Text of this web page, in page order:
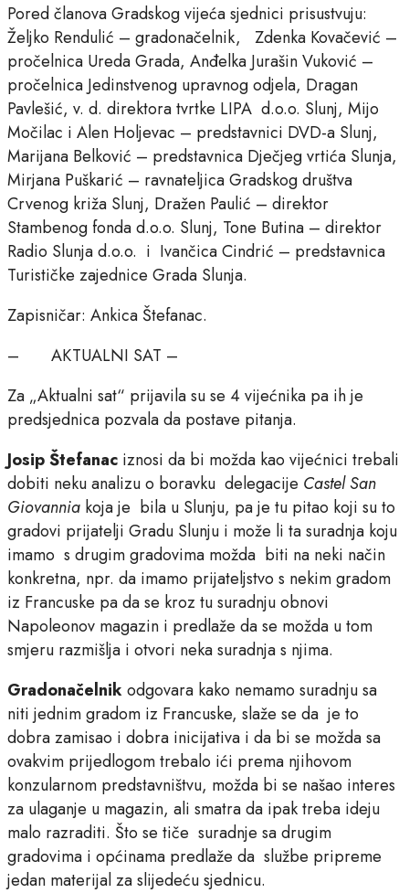
Pored članova Gradskog vijeća sjednici prisustvuju:
Željko Rendulić – gradonačelnik, Zdenka Kovačević –
pročelnica Ureda Grada, Anđelka Jurašin Vuković –
pročelnica Jedinstvenog upravnog odjela, Dragan
Pavlešić, v. d. direktora tvrtke LIPA d.o.o. Slunj, Mijo
Močilac i Alen Holjevac – predstavnici DVD-a Slunj,
Marijana Belković – predstavnica Dječjeg vrtića Slunja,
Mirjana Puškarić – ravnateljica Gradskog društva
Crvenog križa Slunj, Dražen Paulić – direktor
Stambenog fonda d.o.o. Slunj, Tone Butina – direktor
Radio Slunja d.o.o. i Ivančica Cindrić – predstavnica
Turističke zajednice Grada Slunja.
Zapisničar: Ankica Štefanac.
– AKTUALNI SAT –
Za „Aktualni sat“ prijavila su se 4 vijećnika pa ih je
predsjednica pozvala da postave pitanja.
Josip Štefanac iznosi da bi možda kao vijećnici trebali
dobiti neku analizu o boravku delegacije Castel San
Giovannia koja je bila u Slunju, pa je tu pitao koji su to
gradovi prijatelji Gradu Slunju i može li ta suradnja koju
imamo s drugim gradovima možda biti na neki način
konkretna, npr. da imamo prijateljstvo s nekim gradom
iz Francuske pa da se kroz tu suradnju obnovi
Napoleonov magazin i predlaže da se možda u tom
smjeru razmišlja i otvori neka suradnja s njima.
Gradonačelnikodgovara kako nemamo suradnju sa
niti jednim gradom iz Francuske, slaže se da je to
dobra zamisao i dobra inicijativa i da bi se možda sa
ovakvim prijedlogom trebalo ići prema njihovom
konzularnom predstavništvu, možda bi se našao interes
za ulaganje u magazin, ali smatra da ipak treba ideju
malo razraditi. Što se tiče suradnje sa drugim
gradovima i općinama predlaže da službe pripreme
jedan materijal za slijedeću sjednicu.